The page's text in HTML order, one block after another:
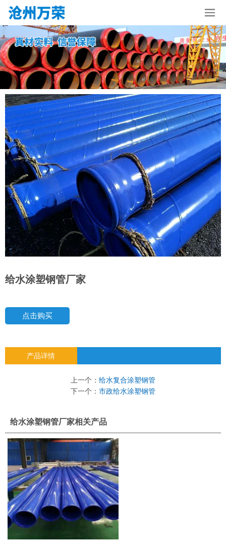
给水涂塑钢管厂家
点击购买
产品详情
上一个： 给水复合涂塑钢管
下一个： 市政给水涂塑钢管
给水涂塑钢管厂家相关产品